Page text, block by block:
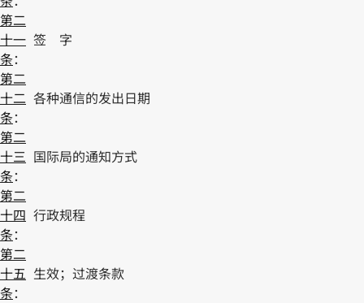
第二
十一
条：
签 字
第二
十二
条：
各种通信的发出日期
第二
十三
条：
国际局的通知方式
第二
十四
条：
行政规程
第二
十五
条：
生效；过渡条款